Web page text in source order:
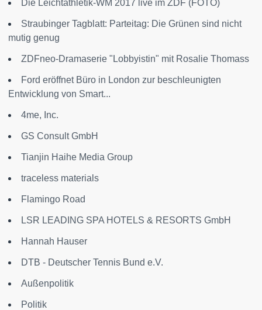
Die Leichtathletik-WM 2017 live im ZDF (FOTO)
Straubinger Tagblatt: Parteitag: Die Grünen sind nicht
mutig genug
ZDFneo-Dramaserie "Lobbyistin" mit Rosalie Thomass
Ford eröffnet Büro in London zur beschleunigten
Entwicklung von Smart...
4me, Inc.
GS Consult GmbH
Tianjin Haihe Media Group
traceless materials
Flamingo Road
LSR LEADING SPA HOTELS & RESORTS GmbH
Hannah Hauser
DTB - Deutscher Tennis Bund e.V.
Außenpolitik
Politik